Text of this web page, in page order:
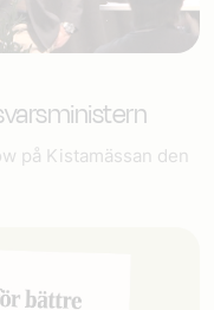
på Kistamässan den